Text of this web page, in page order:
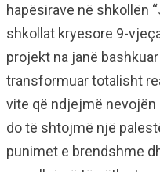
hapësirave në shkollën
shkollat kryesore 9-
projekt na janë
transformuar totalisht
vite që ndjejmë nevojën
do të shtojmë një
punimet e brendshme